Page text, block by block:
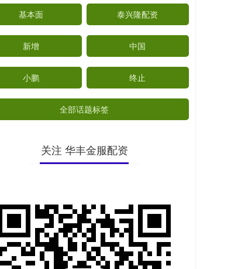
基本面 泰兴隆配资
新增 中国
小鹏 终止
全部话题标签
关注 华丰金服配资